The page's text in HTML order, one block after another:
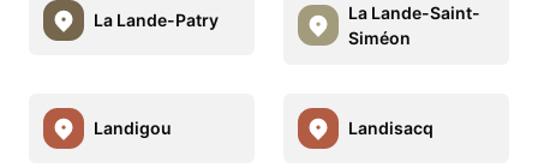
La Lande-Patry
La Lande-Saint-
Siméon
Landigou Landisacq